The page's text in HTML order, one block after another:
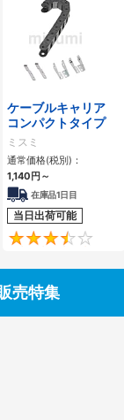
4.2
ケーブルキャリア
コンパクトタイプ
ミスミ
通常価格(税別)：
1,140 円 ～
在庫品1日目
当日出荷可能
売特集